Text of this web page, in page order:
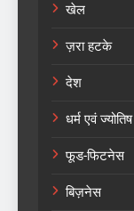
खेल
ज़रा हटके
देश
धर्म एवं ज्योतिष
फूड-फिटनेस
बिज़नेस